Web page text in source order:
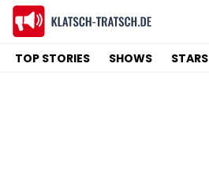
TOP STORIES SHOWS STARS